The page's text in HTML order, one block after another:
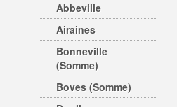
Abbeville
Airaines
Bonneville
(Somme)
Boves (Somme)